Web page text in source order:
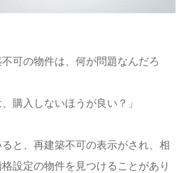
不可の物件は、何が問題なんだろ
購入しないほうが良い？」
と、再建築不可の表示がされ、相
設定の物件を見つけることがあり